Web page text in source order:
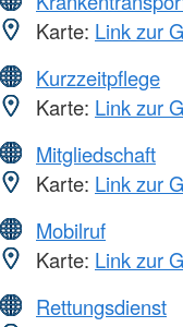
Karte: Link zur
Kurzzeitpflege
Karte: Link zur
Mitgliedschaft
Karte: Link zur
Mobilruf
Karte: Link zur
Rettungsdienst